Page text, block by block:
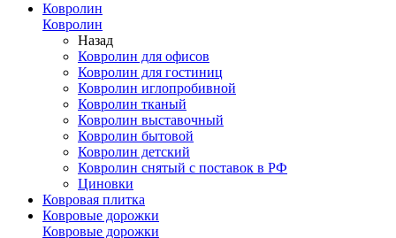
Ковролин
Ковролин
Назад
Ковролин для офисов
Ковролин для гостиниц
Ковролин иглопробивной
Ковролин тканый
Ковролин выставочный
Ковролин бытовой
Ковролин детский
Ковролин снятый с поставок в РФ
Циновки
Ковровая плитка
Ковровые дорожки
Ковровые дорожки